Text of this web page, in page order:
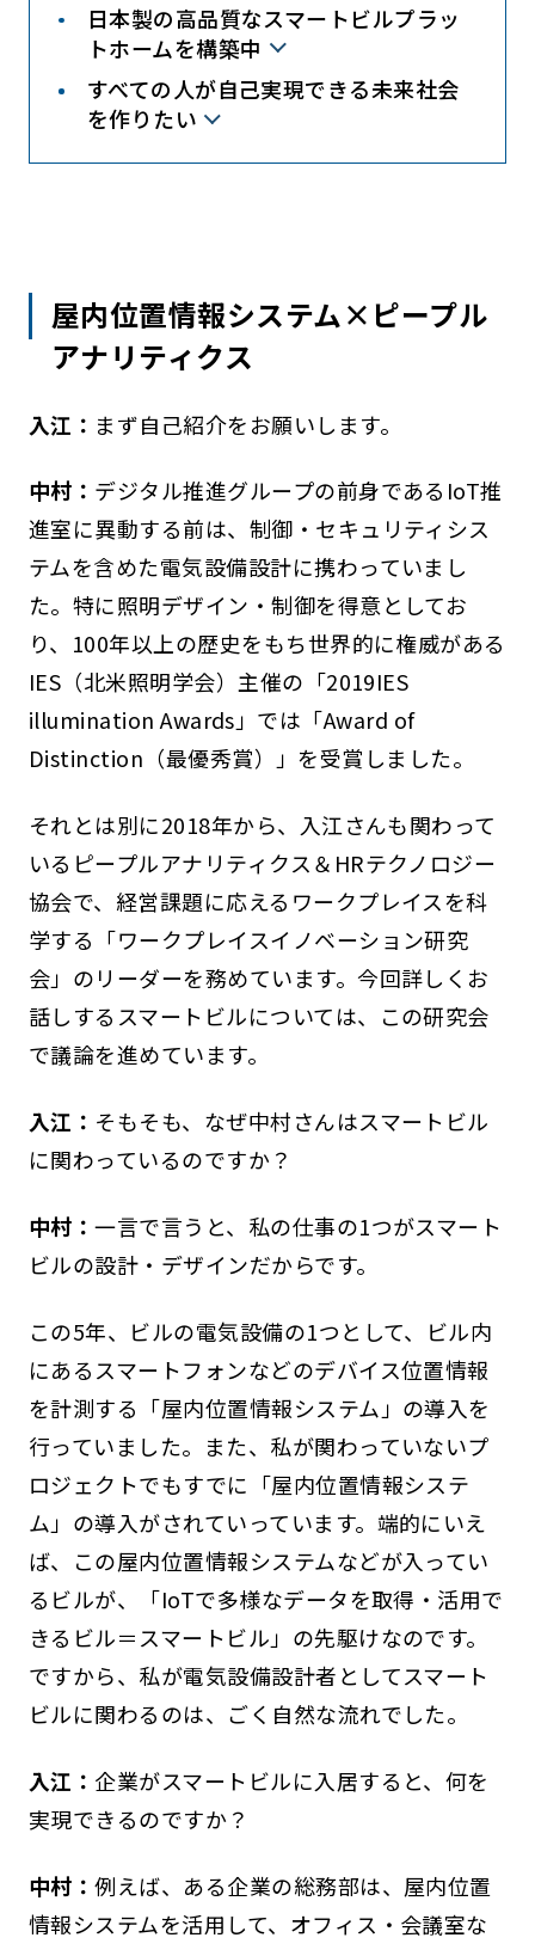
日本製の高品質なスマートビルプラッ
トホームを構築中
すべての人が自己実現できる未来社会
を作りたい
屋内位置情報システム×ピープル
アナリティクス
入江： まず自己紹介をお願いします。
中村： デジタル推進グループの前身であるIoT推
進室に異動する前は、制御・セキュリティシス
テムを含めた電気設備設計に携わっていまし
た。特に照明デザイン・制御を得意としてお
り、100年以上の歴史をもち世界的に権威がある
IES（北米照明学会）主催の「2019IES
illumination Awards」では「Award of
Distinction（最優秀賞）」を受賞しました。
それとは別に2018年から、入江さんも関わって
いるピープルアナリティクス＆HRテクノロジー
協会で、経営課題に応えるワークプレイスを科
学する「ワークプレイスイノベーション研究
会」のリーダーを務めています。今回詳しくお
話しするスマートビルについては、この研究会
で議論を進めています。
入江： そもそも、なぜ中村さんはスマートビル
に関わっているのですか？
中村：一言で言うと、私の仕事の1つがスマート
ビルの設計・デザインだからです。
この5年、ビルの電気設備の1つとして、ビル内
にあるスマートフォンなどのデバイス位置情報
を計測する「屋内位置情報システム」の導入を
行っていました。また、私が関わっていないプ
ロジェクトでもすでに「屋内位置情報システ
ム」の導入がされていっています。端的にいえ
ば、この屋内位置情報システムなどが入ってい
るビルが、「IoTで多様なデータを取得・活用で
きるビル＝スマートビル」の先駆けなのです。
ですから、私が電気設備設計者としてスマート
ビルに関わるのは、ごく自然な流れでした。
入江： 企業がスマートビルに入居すると、何を
実現できるのですか？
中村：例えば、ある企業の総務部は、屋内位置
情報システムを活用して、オフィス・会議室な